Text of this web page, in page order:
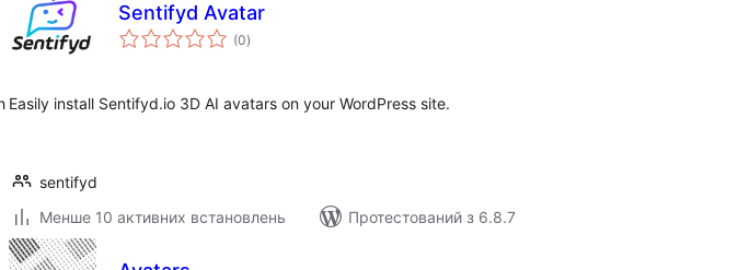
Sentifyd Avatar
(0загальний
рейтинг
)
Easily install Sentifyd.io 3D AI avatars on your WordPress site.
sentifyd
Менше 10 активних встановлень
Протестований з 6.8.7